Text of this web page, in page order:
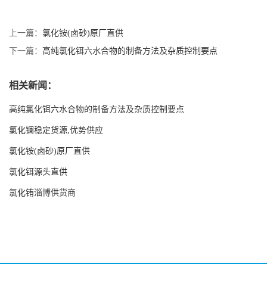
上一篇： 氯化铵(卤砂)原厂直供
下一篇： 高纯氯化铒六水合物的制备方法及杂质控制要点
相关新闻：
高纯氯化铒六水合物的制备方法及杂质控制要点
氯化镧稳定货源,优势供应
氯化铵(卤砂)原厂直供
氯化铒源头直供
氯化铕淄博供货商